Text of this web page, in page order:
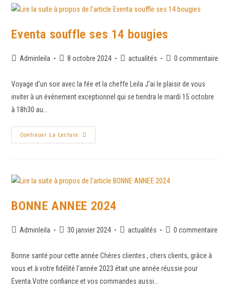
Eventa souffle ses 14 bougies
Adminleila 8 octobre 2024 actualités 0 commentaire
Voyage d'un soir avec la fée et la cheffe Leila J'ai le plaisir de vous
inviter à un événement exceptionnel qui se tiendra le mardi 15 octobre
à 18h30 au…
Continuer La Lecture
BONNE ANNEE 2024
Adminleila 30 janvier 2024 actualités 0 commentaire
Bonne santé pour cette année Chères clientes , chers clients, grâce à
vous et à votre fidélité l’année 2023 était une année réussie pour
Eventa.Votre confiance et vos commandes aussi…